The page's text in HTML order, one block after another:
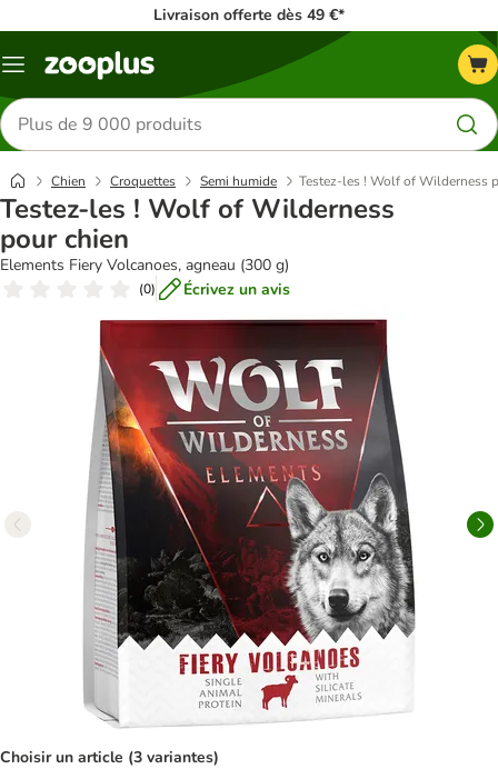
Livraison offerte dès 49 €*
Menu
Rechercher
des
produits
Chien Croquettes Semi humide Testez-les ! Wolf of Wilderness
Testez-les ! Wolf of Wilderness
pour chien
Elements Fiery Volcanoes, agneau (300 g)
(0) Écrivez un avis
Choisir un article (3 variantes)